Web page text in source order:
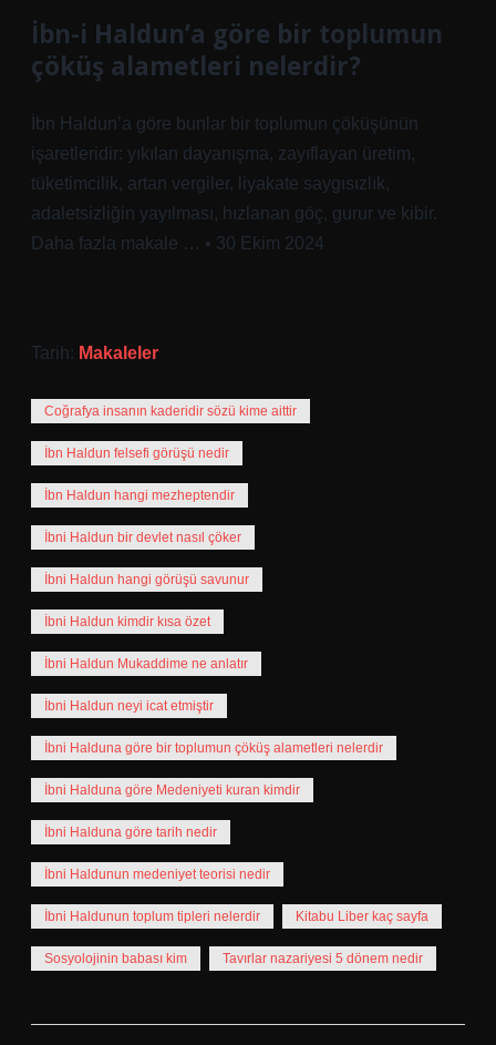
İbn-i Haldun’a göre bir toplumun
çöküş alametleri nelerdir?
İbn Haldun’a göre bunlar bir toplumun çöküşünün
işaretleridir: yıkılan dayanışma, zayıflayan üretim,
tüketimcilik, artan vergiler, liyakate saygısızlık,
adaletsizliğin yayılması, hızlanan göç, gurur ve kibir.
Daha fazla makale … • 30 Ekim 2024
Tarih: Makaleler
Coğrafya insanın kaderidir sözü kime aittir
İbn Haldun felsefi görüşü nedir
İbn Haldun hangi mezheptendir
İbni Haldun bir devlet nasıl çöker
İbni Haldun hangi görüşü savunur
İbni Haldun kimdir kısa özet
İbni Haldun Mukaddime ne anlatır
İbni Haldun neyi icat etmiştir
İbni Halduna göre bir toplumun çöküş alametleri nelerdir
İbni Halduna göre Medeniyeti kuran kimdir
İbni Halduna göre tarih nedir
İbni Haldunun medeniyet teorisi nedir
İbni Haldunun toplum tipleri nelerdir Kitabu Liber kaç sayfa
Sosyolojinin babası kim Tavırlar nazariyesi 5 dönem nedir